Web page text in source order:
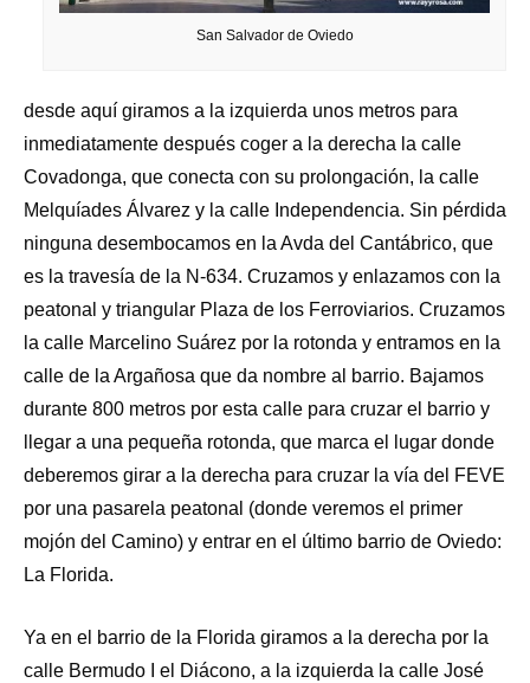
San Salvador de Oviedo
desde aquí giramos a la izquierda unos metros para
inmediatamente después coger a la derecha la calle
Covadonga, que conecta con su prolongación, la calle
Melquíades Álvarez y la calle Independencia. Sin pérdida
ninguna desembocamos en la Avda del Cantábrico, que
es la travesía de la N-634. Cruzamos y enlazamos con la
peatonal y triangular Plaza de los Ferroviarios. Cruzamos
la calle Marcelino Suárez por la rotonda y entramos en la
calle de la Argañosa que da nombre al barrio. Bajamos
durante 800 metros por esta calle para cruzar el barrio y
llegar a una pequeña rotonda, que marca el lugar donde
deberemos girar a la derecha para cruzar la vía del FEVE
por una pasarela peatonal (donde veremos el primer
mojón del Camino) y entrar en el último barrio de Oviedo:
La Florida.
Ya en el barrio de la Florida giramos a la derecha por la
calle Bermudo I el Diácono, a la izquierda la calle José